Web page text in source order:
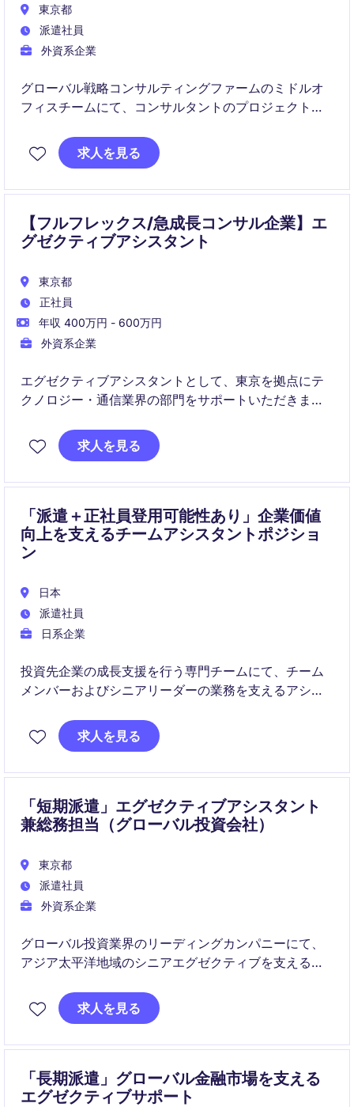
東京都
派遣社員
外資系企業
グローバル戦略コンサルティングファームのミドルオ
フィスチームにて、コンサルタントのプロジェクト運
様な関係者と連携しながら、組織運営を支える幅広い
アドミン業務を担当いただきます。
求人を見る
【フルフレックス/急成長コンサル企業】エ
グゼクティブアシスタント
東京都
正社員
年収 400万円 - 600万円
外資系企業
エグゼクティブアシスタントとして、東京を拠点にテ
クノロジー・通信業界の部門をサポートいただきま
たる業務を担当していただきます。
求人を見る
「派遣＋正社員登用可能性あり」企業価値
向上を支えるチームアシスタントポジショ
ン
日本
派遣社員
日系企業
投資先企業の成長支援を行う専門チームにて、チーム
メンバーおよびシニアリーダーの業務を支えるアシス
整業務まで幅広く担当し、組織運営を支える重要な役
割を担います。
求人を見る
「短期派遣」エグゼクティブアシスタント
兼総務担当（グローバル投資会社）
東京都
派遣社員
外資系企業
グローバル投資業界のリーディングカンパニーにて、
アジア太平洋地域のシニアエグゼクティブを支えるエ
加え、総務・管理業務まで幅広く担当し、組織運営を
支える重要なポジションです。
求人を見る
「長期派遣」グローバル金融市場を支える
エグゼクティブサポート